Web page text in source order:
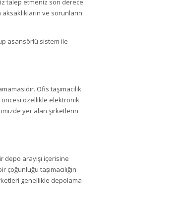
talep etmeniz son derece
ve sorunların
asansörlü sistem ile
Ofis taşımacılık
öncesi özellikle elektronik
yer alan şirketlerin
arayışı içerisine
taşımacılığın
genellikle depolama